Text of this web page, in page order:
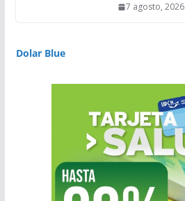
7 agosto, 2026
Dolar Blue